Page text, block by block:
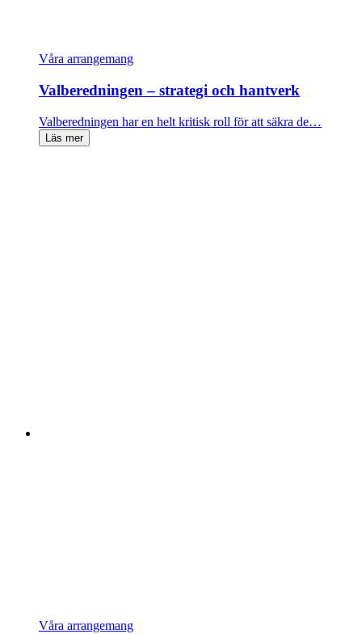
Våra arrangemang
Valberedningen – strategi och hantverk
Valberedningen har en helt kritisk roll för att säkra de…
Läs mer
Våra arrangemang